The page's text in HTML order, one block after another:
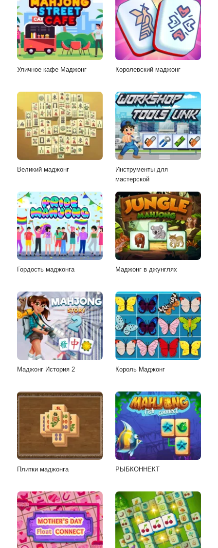
Уличное кафе Маджонг Королевский маджонг
Великий маджонг
Инструменты для
мастерской
Гордость маджонга Маджонг в джунглях
Маджонг История 2 Король Маджонг
Плитки маджонга РЫБКОННЕКТ